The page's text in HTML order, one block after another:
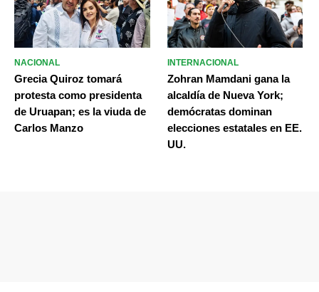
NACIONAL
Grecia Quiroz tomará
protesta como presidenta
de Uruapan; es la viuda de
Carlos Manzo
INTERNACIONAL
Zohran Mamdani gana la
alcaldía de Nueva York;
demócratas dominan
elecciones estatales en EE.
UU.